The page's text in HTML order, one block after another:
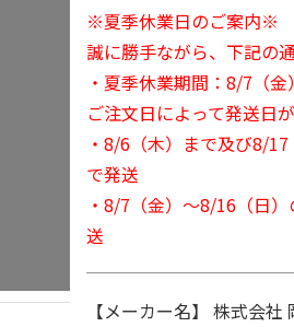
※夏季休業日のご案内※
誠に勝手ながら、下記の
・夏季休業期間：8/7（金
ご注文日によって発送日
・8/6（木）まで及び8/
で発送
・8/7（金）～8/16（日
送
【メーカー名】 株式会社